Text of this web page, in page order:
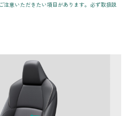
意いただきたい項目があります。必ず取扱説